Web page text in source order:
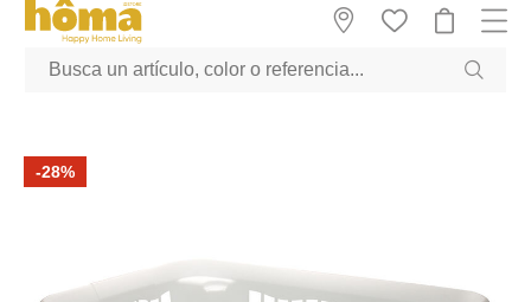
GTM-M23T38WX true
-28%